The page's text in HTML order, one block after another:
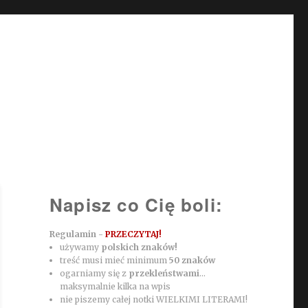
Napisz co Cię boli:
Regulamin - PRZECZYTAJ!
używamy polskich znaków!
treść musi mieć minimum 50 znaków
ogarniamy się z przekleństwami...
maksymalnie kilka na wpis
nie piszemy całej notki WIELKIMI LITERAMI!